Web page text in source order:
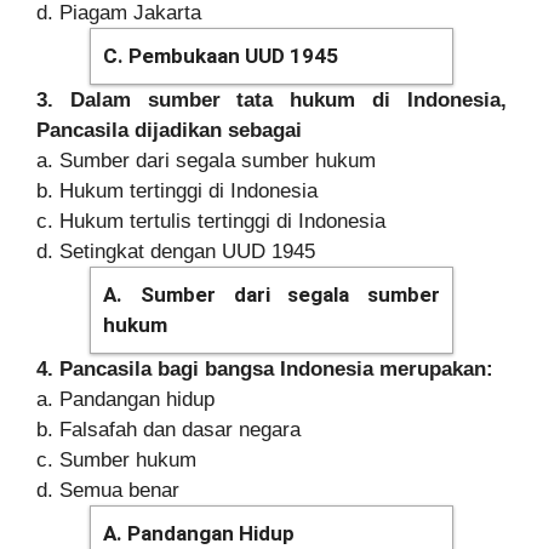
d. Piagam Jakarta
C. Pembukaan UUD 1945
3. Dalam sumber tata hukum di Indonesia,
Pancasila dijadikan sebagai
a. Sumber dari segala sumber hukum
b. Hukum tertinggi di Indonesia
c. Hukum tertulis tertinggi di Indonesia
d. Setingkat dengan UUD 1945
A. Sumber dari segala sumber
hukum
4. Pancasila bagi bangsa Indonesia merupakan:
a. Pandangan hidup
b. Falsafah dan dasar negara
c. Sumber hukum
d. Semua benar
A. Pandangan Hidup